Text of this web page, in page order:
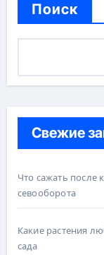
Поиск
Свежие
Что сажать после
севооборота
Какие растения
сада